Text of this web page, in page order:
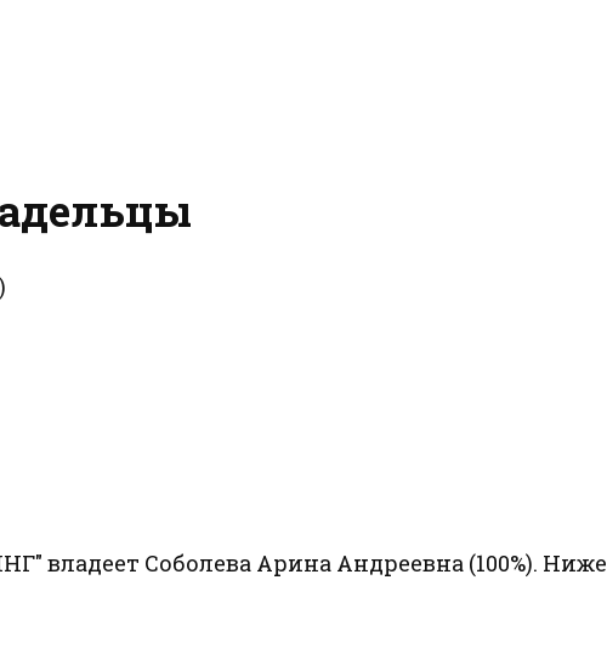
владеет Соболева Арина Андреевна (100%). Ниже